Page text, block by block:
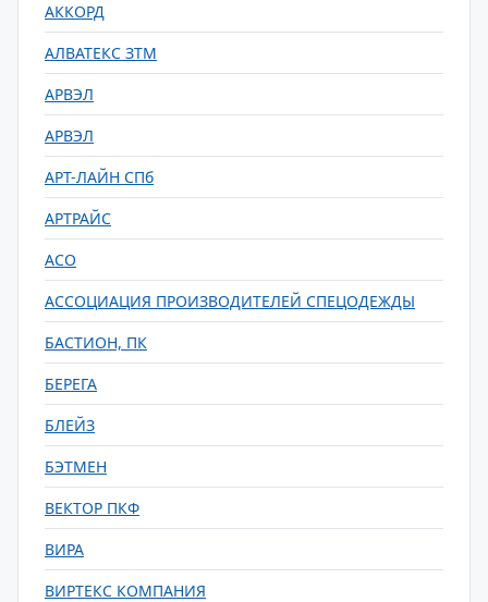
АККОРД
АЛВАТЕКС ЗТМ
АРВЭЛ
АРВЭЛ
АРТ-ЛАЙН СПб
АРТРАЙС
АСО
АССОЦИАЦИЯ ПРОИЗВОДИТЕЛЕЙ СПЕЦОДЕЖДЫ
БАСТИОН, ПК
БЕРЕГА
БЛЕЙЗ
БЭТМЕН
ВЕКТОР ПКФ
ВИРА
ВИРТЕКС КОМПАНИЯ